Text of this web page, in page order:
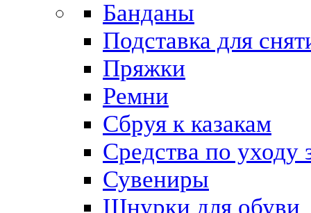
Банданы
Подставка для
Пряжки
Ремни
Сбруя к казакам
Средства по уходу
Сувениры
Шнурки для обуви